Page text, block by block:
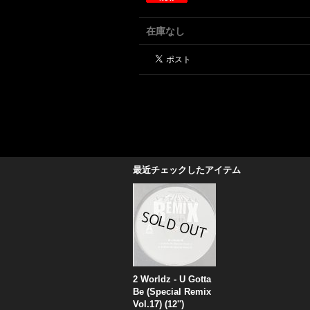
在庫なし
最近チェックしたアイテム
2 Worldz - U Gotta
Be (Special Remix
Vol.17) (12'')